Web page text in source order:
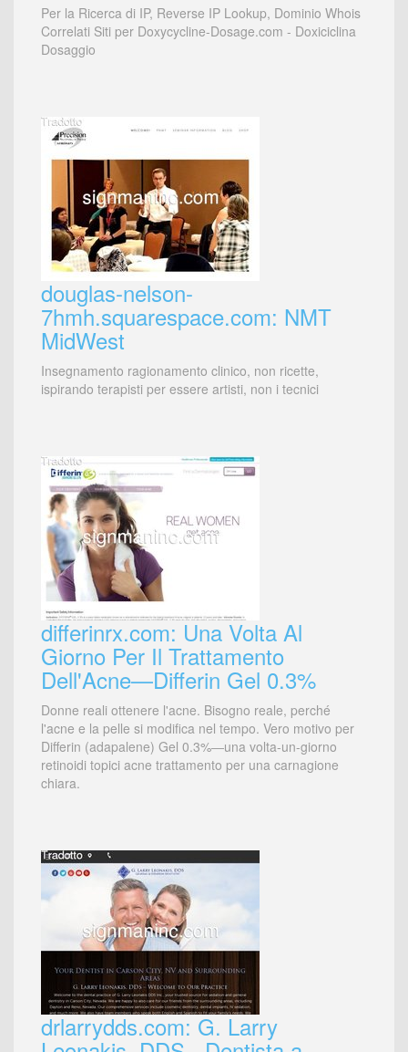
Per la Ricerca di IP, Reverse IP Lookup, Dominio Whois
Correlati Siti per Doxycycline-Dosage.com - Doxiciclina
Dosaggio
douglas-nelson-
7hmh.squarespace.com: NMT
MidWest
Insegnamento ragionamento clinico, non ricette,
ispirando terapisti per essere artisti, non i tecnici
differinrx.com: Una Volta Al
Giorno Per Il Trattamento
Dell'Acne—Differin Gel 0.3%
Donne reali ottenere l'acne. Bisogno reale, perché
l'acne e la pelle si modifica nel tempo. Vero motivo per
Differin (adapalene) Gel 0.3%―una volta-un-giorno
retinoidi topici acne trattamento per una carnagione
chiara.
drlarrydds.com: G. Larry